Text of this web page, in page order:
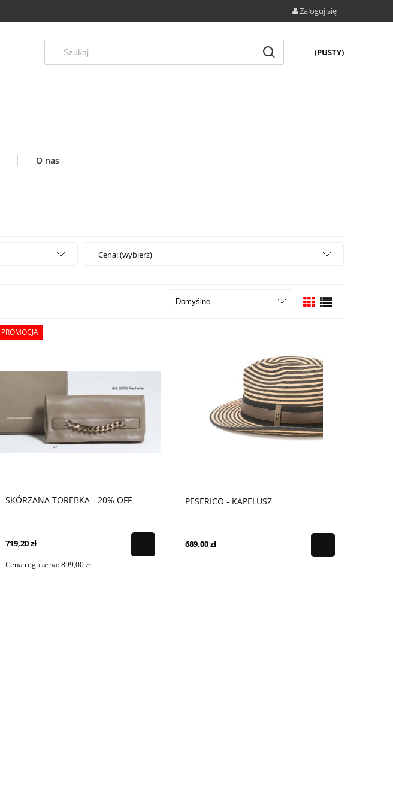
Zaloguj się
(PUSTY)
O nas
Cena: (wybierz)
SKÓRZANA TOREBKA - 20% OFF
719,20 zł
Cena regularna:899,00 zł
PROMOCJA
PESERICO - KAPELUSZ
689,00 zł